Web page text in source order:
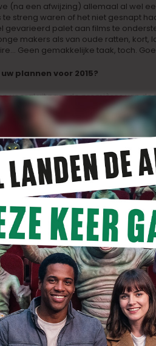
(na een afwijzing) allemaal al wel
te streng waren of het niet gesnapt
gevarieerd palet aan films te
makers als van oude ratten, kort,
Geen gemakkelijke taak, toch.
plannen voor 2015?
vooral uit naar de premières van
door Bilall Fallah en Adil el
doorMenno Meyjes).
ik op een go van het VAF voor
zal worden onder de vleugels van
schrijven schrijven. Een
en een beetje voor tv.
dat ga ik ook nog eens doen dit
voor u de figuren van het jaar
producers, regisseurs,
de filmwereld)
die een mooie start gemaakt hebben
verdergaan.
en crew van‘The Broken Circle
bluegrass!) gaan promoten zijn in
die in diezelfde US of A niet
voor u de figuren van volgend